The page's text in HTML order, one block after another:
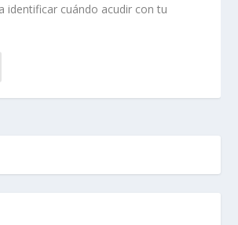
identificar cuándo acudir con tu